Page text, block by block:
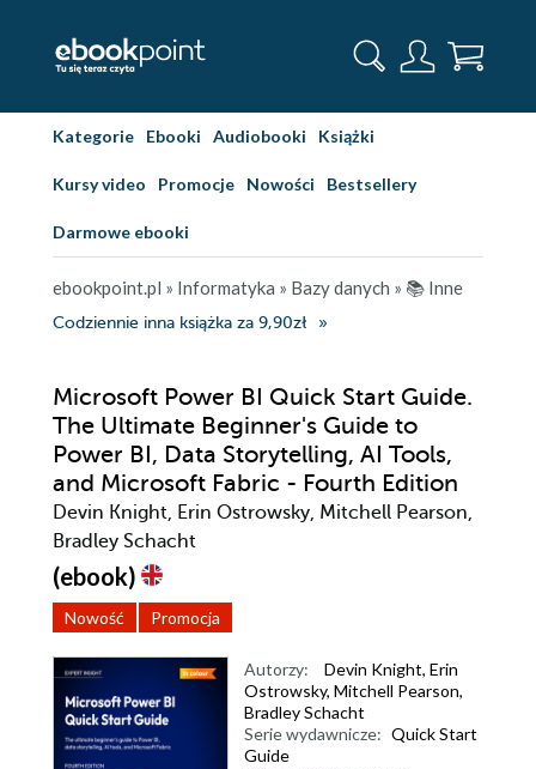
Kategorie Ebooki Audiobooki Książki
Kursy video Promocje Nowości Bestsellery
Darmowe ebooki
ebookpoint.pl » Informatyka » Bazy danych » 📚 Inne
Codziennie inna książka za 9,90zł
Microsoft Power BI Quick Start Guide.
The Ultimate Beginner's Guide to
Power BI, Data Storytelling, AI Tools,
and Microsoft Fabric - Fourth Edition
Devin Knight, Erin Ostrowsky, Mitchell Pearson,
Bradley Schacht
(ebook)
Nowość Promocja
Autorzy: Devin Knight, Erin
Ostrowsky, Mitchell Pearson,
Bradley Schacht
Serie wydawnicze: Quick Start
Guide